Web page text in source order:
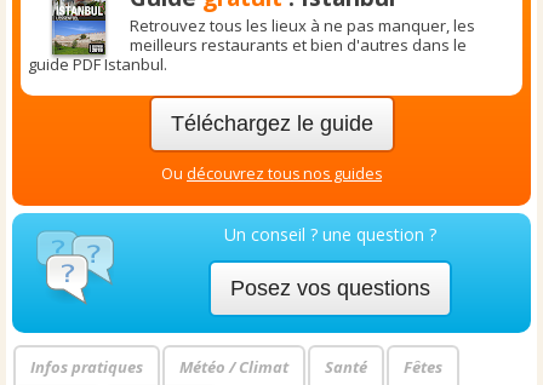
Retrouvez tous les lieux à ne pas manquer, les
meilleurs restaurants et bien d'autres dans le
guide PDF Istanbul.
Téléchargez le guide
Ou découvrez tous nos guides
Un conseil ? une question ?
Posez vos questions
Infos pratiques Météo / Climat Santé
Fêtes